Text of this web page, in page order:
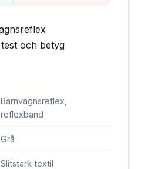
Barnvagnsreflex,
reflexband
Grå
Slitstark textil